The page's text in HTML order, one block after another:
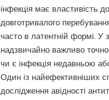
інфекція має властивість до
довготривалого
часто в латентній формі. У
надзвичайно важливо
чи є інфекція недавньою
Один із найефективніших
дослідження авідності